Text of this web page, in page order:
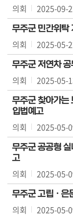
회
의
록
검
색
의
회
자
료
실
참
여
마
당
이
의회 2025-09-
무주군 민간위탁
의회 2025-05-
무주군 저연차
의회 2025-05-
무주군 찾아가는
입법예고
의회 2025-05-
무주군 공공형
고
의회 2025-05-
무주군 고립ㆍ은
의회 2025-05-